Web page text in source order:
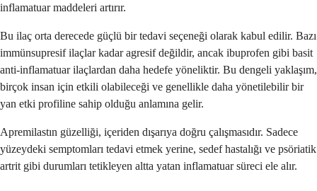
inflamatuar maddeleri artırır.
Bu ilaç orta derecede güçlü bir tedavi seçeneği olarak kabul edilir. Bazı
immünsupresif ilaçlar kadar agresif değildir, ancak ibuprofen gibi basit
anti-inflamatuar ilaçlardan daha hedefe yöneliktir. Bu dengeli yaklaşım,
birçok insan için etkili olabileceği ve genellikle daha yönetilebilir bir
yan etki profiline sahip olduğu anlamına gelir.
Apremilastın güzelliği, içeriden dışarıya doğru çalışmasıdır. Sadece
yüzeydeki semptomları tedavi etmek yerine, sedef hastalığı ve psöriatik
artrit gibi durumları tetikleyen altta yatan inflamatuar süreci ele alır.